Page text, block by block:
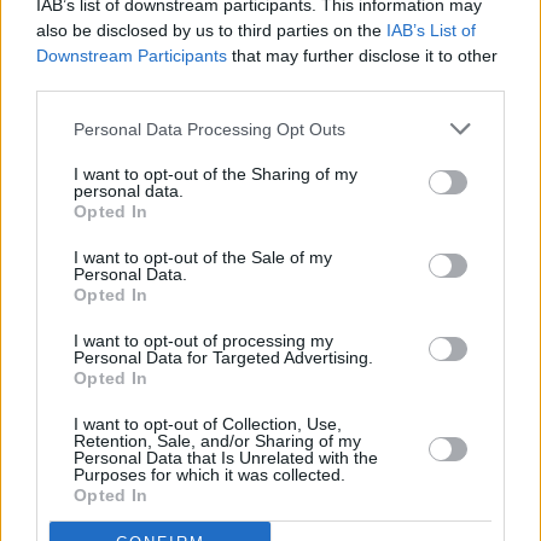
IAB’s list of downstream participants. This information may
also be disclosed by us to third parties on the IAB’s List of
Downstream Participants that may further disclose it to other
Personal Data Processing Opt Outs
I want to opt-out of the Sharing of my
personal data.
Opted In
I want to opt-out of the Sale of my
Personal Data.
Opted In
I want to opt-out of processing my
Personal Data for Targeted Advertising.
Opted In
I want to opt-out of Collection, Use,
Retention, Sale, and/or Sharing of my
Personal Data that Is Unrelated with the
Purposes for which it was collected.
Opted In
Μαριάννα Τουμασάτου: «Εκτός
δουλειάς θα βαφτώ μόνον για
χατίρι της κόρης μου»
«Νομίζω ότι ως την εφηβεία μου εξάντλησα
όλα όσα είχαν να κάνουμε με την εμφάνισή